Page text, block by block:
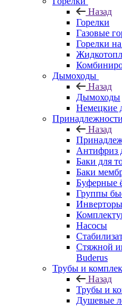
Назад
Горелки
Газовые
Горелки
Дымоходы
Назад
Дымоходы
Немецкие
Назад
Антифриз
Баки для
Баки
Буферные
Группы
Инверторы
Насосы
Стяжной
Buderus
Трубы и
Назад
Трубы и
Душевые